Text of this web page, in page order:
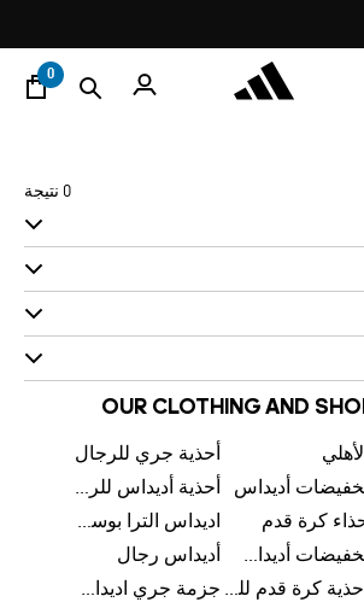
promotion
rotation
0
0 نتيجة
OUR CLOTHING AND
الأهلي
أحذية جري للرجال
أديداس
أحذية أديداس للرجال
كرة قدم
اديداس الترا بوست للرجال
تخفيضات أديداس للرجال
أديداس رجال
أحذية كرة قدم للرجال
جزمة جري اديداس